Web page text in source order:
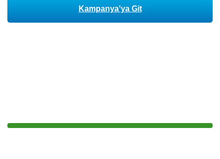
Kampanya'ya Git